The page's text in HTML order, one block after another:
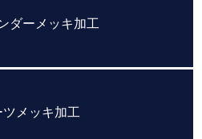
ダーメッキ加工
ツメッキ加工